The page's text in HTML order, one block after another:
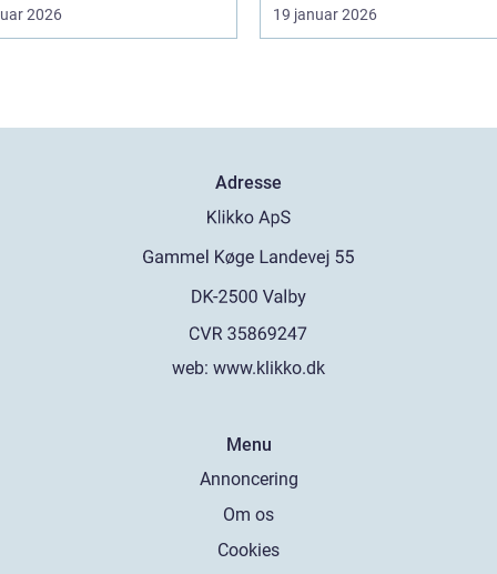
2026 19 januar 2026
Adresse
web: www.klikko.dk
Menu
Annoncering
Om os
Cookies